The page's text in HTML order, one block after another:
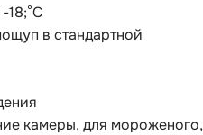
18;°C
в стандартной
камеры, для мороженого,